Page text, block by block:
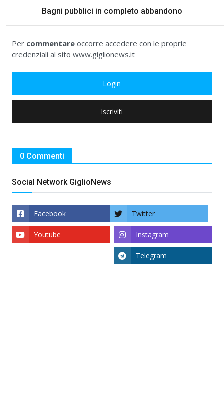
Bagni pubblici in completo abbandono
Per commentare occorre accedere con le proprie
credenziali al sito www.giglionews.it
Login
Iscriviti
0 Commenti
Social Network GiglioNews
Facebook Twitter
Instagram
Youtube
Telegram